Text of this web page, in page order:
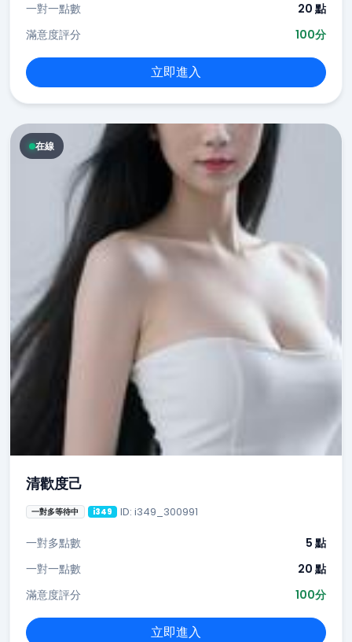
一對一點數
20 點
滿意度評分
100分
立即進入
在線
清歡度己
一對多等待中 i349 ID: i349_300991
一對多點數
5 點
一對一點數
20 點
滿意度評分
100分
立即進入